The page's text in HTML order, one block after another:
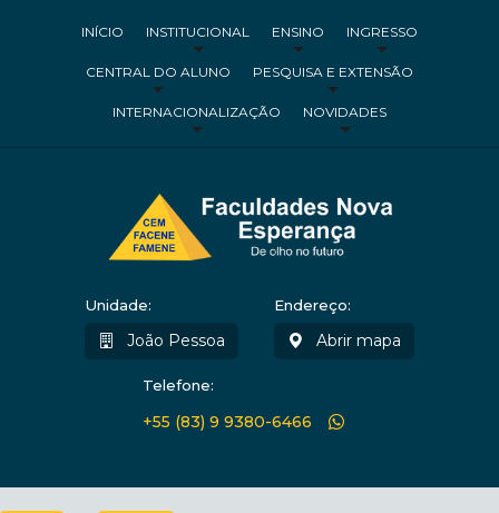
INÍCIO INSTITUCIONAL ENSINO INGRESSO
CENTRAL DO ALUNO PESQUISA E EXTENSÃO
INTERNACIONALIZAÇÃO NOVIDADES
Unidade:
João Pessoa
Endereço:
Abrir mapa
Telefone:
+55 (83) 9 9380-6466